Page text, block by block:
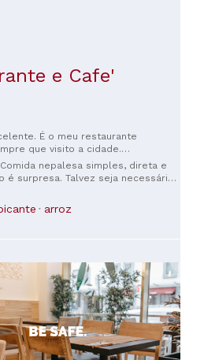
e Cafe'
É o meu restaurante
que visito a cidade.
nepalesa simples, direta e
é surpresa. Talvez seja necessário
arroz